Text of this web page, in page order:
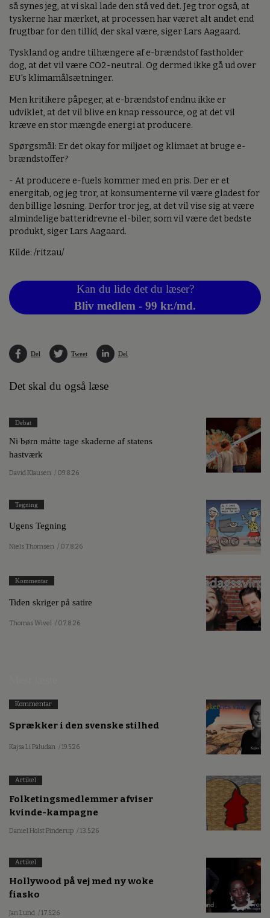
så synes jeg, at vi skal lade den stå ved det. Jeg tror også, at
tyskerne har mærket, at processen har været alt andet end
frugtbar for den tillid, der skal være, siger Lars Aagaard.
Tyskland og andre tilhængere af e-brændstof fastholder
dog, at det vil være CO2-neutral. Og dermed ikke gå ud over
EU's klimamålsætninger.
Men kritikere påpeger, at e-brændstof endnu ikke er
udviklet, at det vil blive en knap ressource, og at det vil
kræve en stor mængde energi at producere.
Spørgsmål: Er det okay for miljøet og klimaet at bruge e-
brændstoffer?
- At producere e-fuels kommer med en pris. Der er et
energitab, og jeg tror, at konsumenterne vil være gladest for
den billige løsning. Derfor tror jeg, at det vil vise sig at være
almindelige batteridrevne el-biler, som vil være det bedste
produkt, siger Lars Aagaard.
Kilde: /ritzau/
Kan du lide det du læser?
Bliv medlem - 99 kr./md.
Del Tweet Del
Det skal du også læse
Debat
Ni børn måtte tage skaderne af statens
hastværk
David Klausen / 09.8.26
Tegning
Ugens Tegning
Niels Thomsen / 07.8.26
Kommentar
Tiden skriger på satire
Thomas Wivel / 07.8.26
Kommentar
Sprækker i den svenske stilhed
Kajsa Li Paludan / 19.5.26
Artikel
Folketingsmedlemmer afviser
kvinde-kampagne
Daniel Holst Pinderup / 13.5.26
Artikel
Hollywood på vej med ny woke
fiasko
Jan Lund / 17.5.26